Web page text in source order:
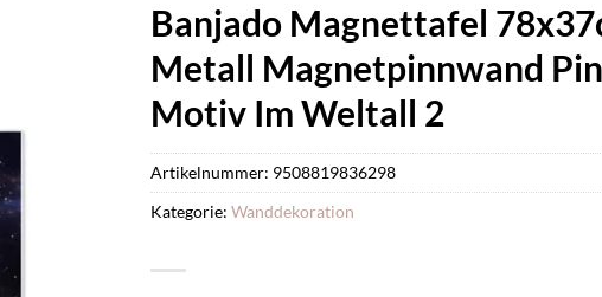
Banjado Magnettafel
Metall Magnetpinnwand
Motiv Im Weltall 2
Artikelnummer: 9508819836298
Kategorie: Wanddekoration